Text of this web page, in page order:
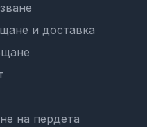
и доставка
на пердета